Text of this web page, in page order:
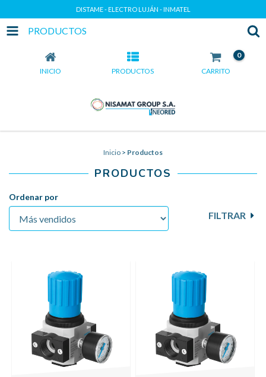
DISTAME - ELECTRO LUJÁN - INMATEL
PRODUCTOS
INICIO PRODUCTOS CARRITO
0
Inicio > Productos
PRODUCTOS
Ordenar por
FILTRAR